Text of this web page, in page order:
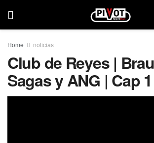
Home noticias
Club de Reyes |
Sagas y ANG | Cap 1